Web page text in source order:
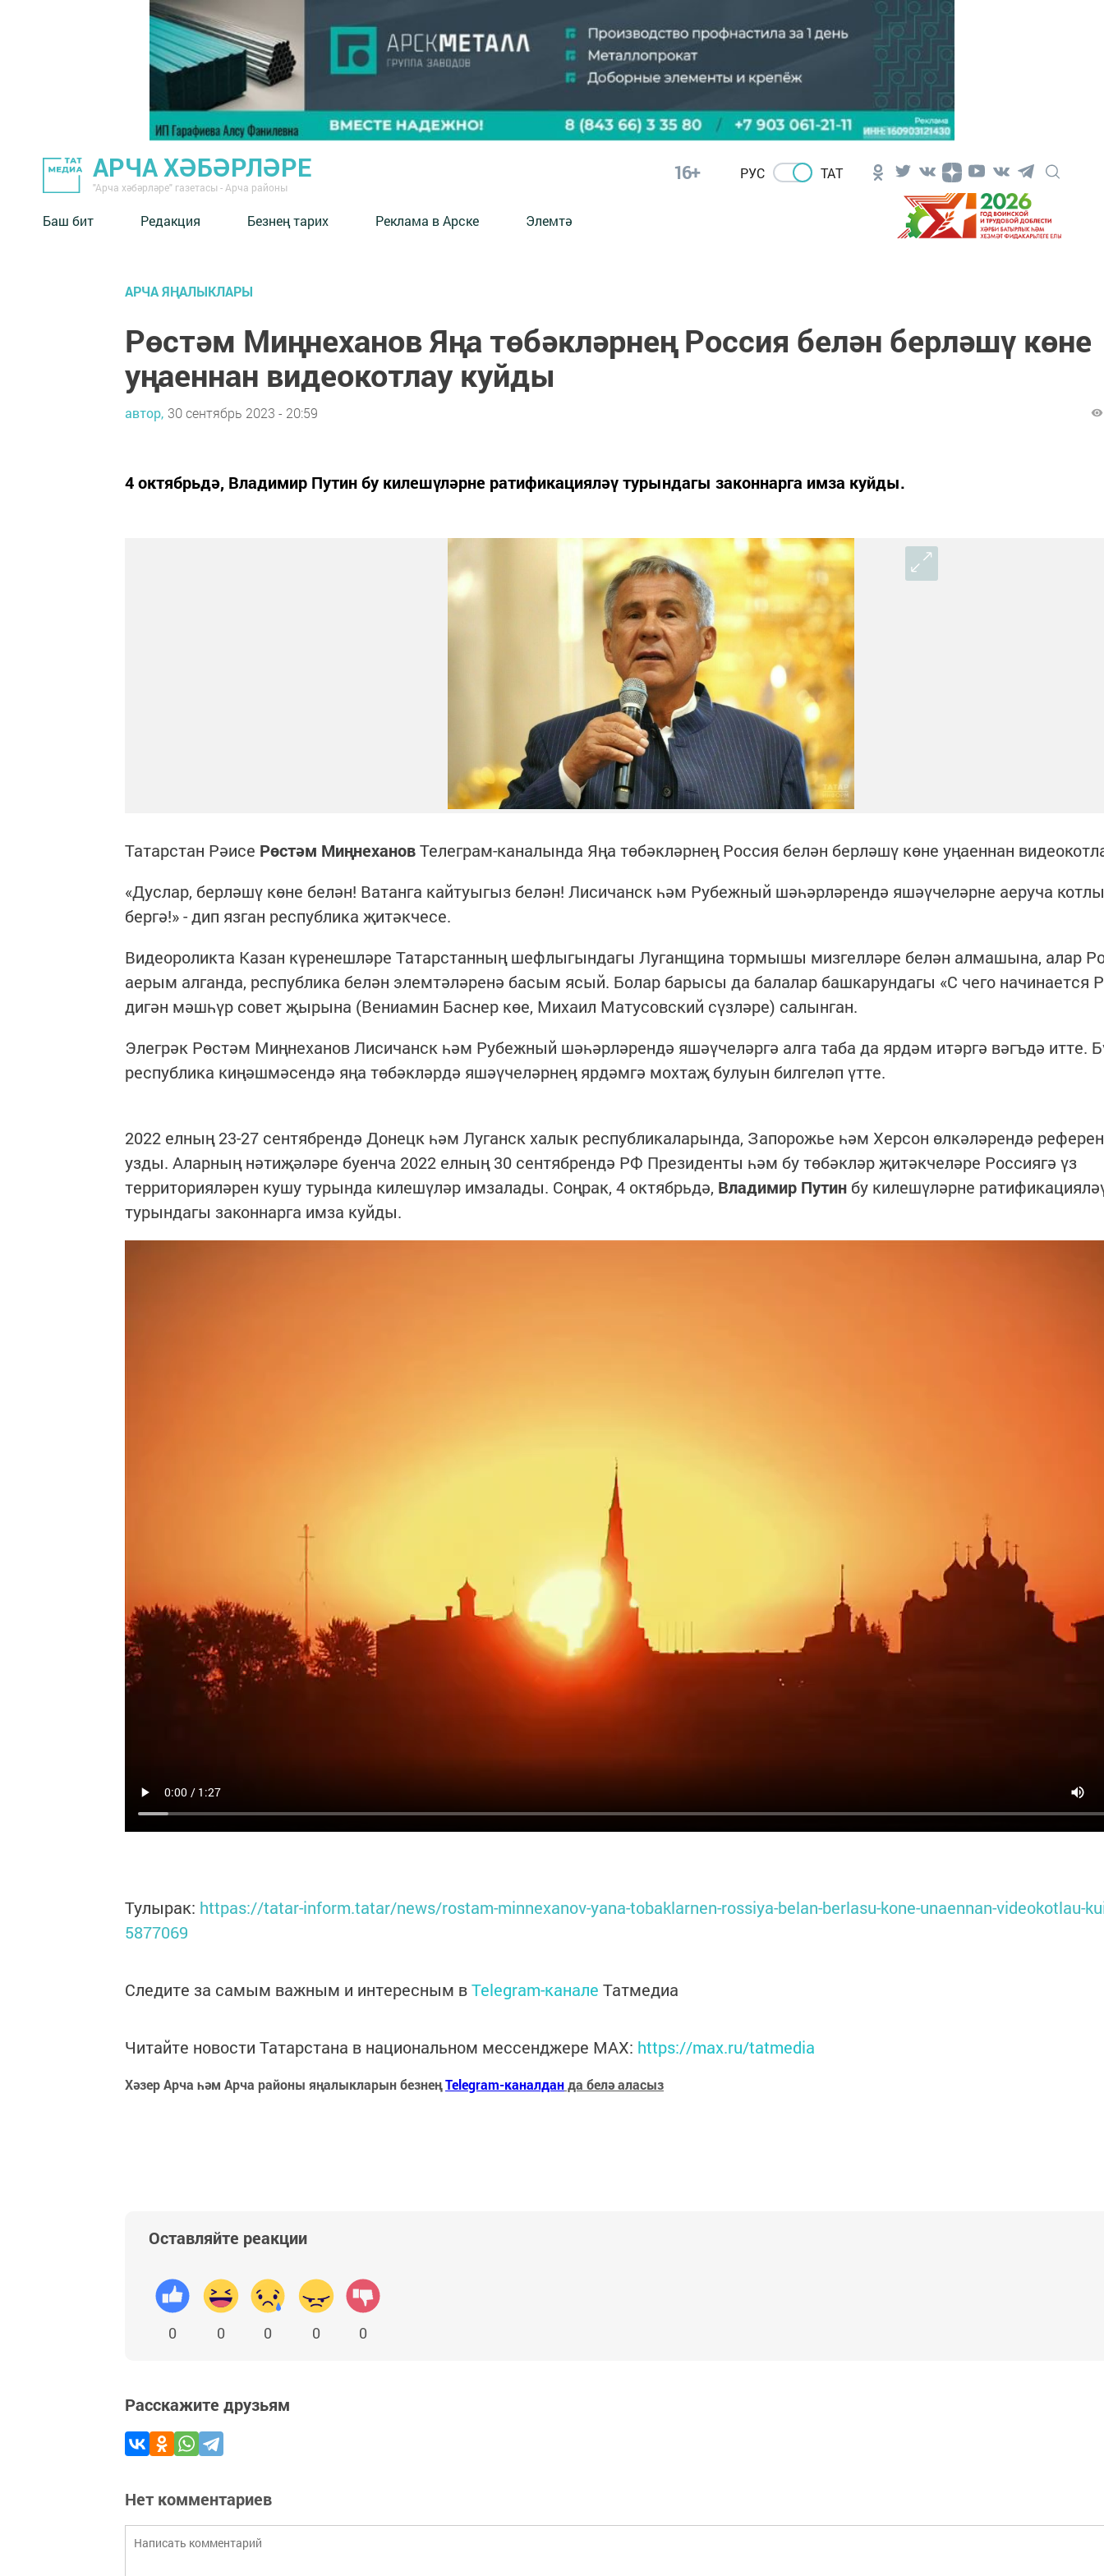
АРЧА ХӘБӘРЛӘРЕ
"Арча хәбәрләре" газетасы - Арча районы
16+ РУС ТАТ
Баш бит Редакция Безнең тарих Реклама в Арске Элемтә
АРЧА ЯҢАЛЫКЛАРЫ
Рөстәм Миңнеханов Яңа төбәкләрнең Россия белән берләшү көне
уңаеннан видеокотлау куйды
автор, 30 сентябрь 2023 - 20:59
4 октябрьдә, Владимир Путин бу килешүләрне ратификацияләү турындагы законнарга имза куйды.
Татарстан Рәисе Рөстәм МиңнехановТелеграм-каналында Яңа төбәкләрнең Россия белән берләшү көне уңаеннан
«Дуслар, берләшү көне белән! Ватанга кайтуыгыз белән! Лисичанск һәм Рубежный шәһәрләрендә яшәүчеләрне аеруча
бергә!» - дип язган республика җитәкчесе.
Видеороликта Казан күренешләре Татарстанның шефлыгындагы Луганщина тормышы мизгелләре белән алмашына, алар
аерым алганда, республика белән элемтәләренә басым ясый. Болар барысы да балалар башкарундагы «С чего начинается
дигән мәшһүр совет җырына (Вениамин Баснер көе, Михаил Матусовский сүзләре) салынган.
Элегрәк Рөстәм Миңнеханов Лисичанск һәм Рубежный шәһәрләрендә яшәүчеләргә алга таба да ярдәм итәргә вәгъдә итте.
республика киңәшмәсендә яңа төбәкләрдә яшәүчеләрнең ярдәмгә мохтаҗ булуын билгеләп үтте.
2022 елның 23-27 сентябрендә Донецк һәм Луганск халык республикаларында, Запорожье һәм Херсон өлкәләрендә
узды. Аларның нәтиҗәләре буенча 2022 елның 30 сентябрендә РФ Президенты һәм бу төбәкләр җитәкчеләре Россиягә үз
территорияләрен кушу турында килешүләр имзалады. Соңрак, 4 октябрьдә, Владимир Путин бу килешүләрне
турындагы законнарга имза куйды.
Тулырак: httpаs://tatar-inform.tatar/news/rostam-minnexanov-yana-tobaklarnen-rossiya-belan-berlasu-kone-unaennan-videokotlau-
5877069
Следите за самым важным и интересным вTelegram-канале Татмедиа
Читайте новости Татарстана в национальном мессенджере MАХ: https://max.ru/tatmedia
Хәзер Арча һәм Арча районы яңалыкларын безнеңTelegram-каналданда белә аласыз
Оставляйте реакции
0 0 0 0 0
Расскажите друзьям
Нет комментариев